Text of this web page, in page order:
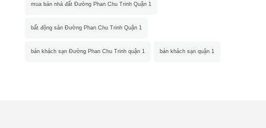
mua bán nhà đất Đường Phan Chu Trinh Quận 1
bất động sản Đường Phan Chu Trinh Quận 1
bán khách sạn Đường Phan Chu Trinh quận 1 bán khách sạn quận 1